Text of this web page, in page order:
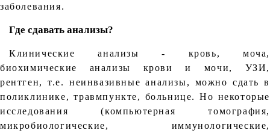
заболевания.
Где сдавать анализы?
Клинические анализы - кровь, моча,
биохимические анализы крови и мочи, УЗИ,
рентген, т.е. неинвазивные анализы, можно сдать в
поликлинике, травмпункте, больнице. Но некоторые
исследования (компьютерная томография,
микробиологические, иммунологические,